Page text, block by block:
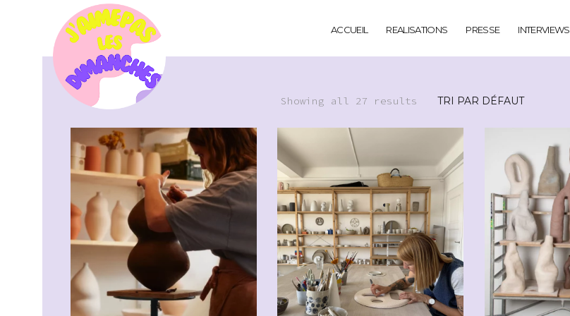
ACCUEIL REALISATIONS PRESSE INTERVIEWS
Showing all 27 results